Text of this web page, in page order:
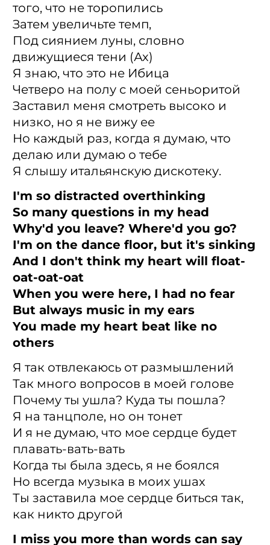
того, что не торопились
Затем увеличьте темп,
Под сиянием луны, словно
движущиеся тени (Ах)
Я знаю, что это не Ибица
Четверо на полу с моей сеньоритой
Заставил меня смотреть высоко и
низко, но я не вижу ее
Но каждый раз, когда я думаю, что
делаю или думаю о тебе
Я слышу итальянскую дискотеку.
I'm so distracted overthinking
So many questions in my head
Why'd you leave? Where'd you go?
I'm on the dance floor, but it's sinking
And I don't think my heart will float-
oat-oat-oat
When you were here, I had no fear
But always music in my ears
You made my heart beat like no
others
Я так отвлекаюсь от размышлений
Так много вопросов в моей голове
Почему ты ушла? Куда ты пошла?
Я на танцполе, но он тонет
И я не думаю, что мое сердце будет
плавать-вать-вать
Когда ты была здесь, я не боялся
Но всегда музыка в моих ушах
Ты заставила мое сердце биться так,
как никто другой
I miss you more than words can say